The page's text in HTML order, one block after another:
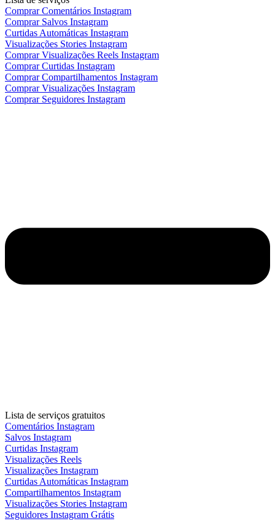
Comprar Comentários Instagram
Comprar Salvos Instagram
Curtidas Automáticas Instagram
Visualizações Stories Instagram
Comprar Visualizações Reels Instagram
Comprar Curtidas Instagram
Comprar Compartilhamentos Instagram
Comprar Visualizações Instagram
Comprar Seguidores Instagram
Lista de serviços gratuitos
Comentários Instagram
Salvos Instagram
Curtidas Instagram
Visualizações Reels
Visualizações Instagram
Curtidas Automáticas Instagram
Compartilhamentos Instagram
Visualizações Stories Instagram
Seguidores Instagram Grátis